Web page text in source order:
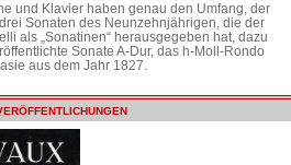
und Klavier haben genau den Umfang, der
Sonaten des Neunzehnjährigen, die der
als „Sonatinen“ herausgegeben hat, dazu
Sonate A-Dur, das h-Moll-Rondo
aus dem Jahr 1827.